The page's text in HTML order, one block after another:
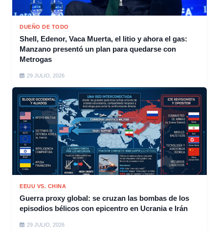
DUEÑO DE TODO
Shell, Edenor, Vaca Muerta, el litio y ahora el gas:
Manzano presentó un plan para quedarse con
Metrogas
29 JULIO, 2026
EEUU VS. CHINA
Guerra proxy global: se cruzan las bombas de los
episodios bélicos con epicentro en Ucrania e Irán
29 JULIO, 2026